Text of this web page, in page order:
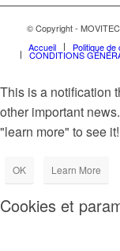
© Copyright -
Accueil
Politique
CONDITIONS
This is a notification
other important
"learn more" to see it!
OK Learn More
Cookies et